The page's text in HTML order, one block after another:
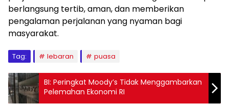
berlangsung tertib, aman, dan memberikan
pengalaman perjalanan yang nyaman bagi
masyarakat.
Tag: lebaran puasa
BI: Peringkat Moody’s Tidak Menggambarkan
Pelemahan Ekonomi RI